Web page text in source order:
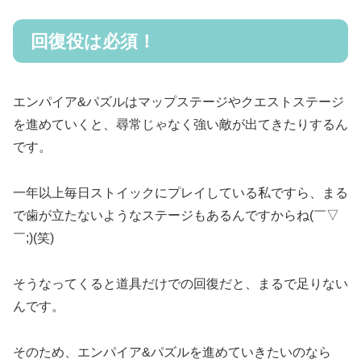
回復役は必須！
エンパイア&パズルはマップステージやクエストステージ
を進めていくと、尋常じゃなく強い敵が出てきたりするん
です。
一年以上毎日ストイックにプレイしている私ですら、まる
で歯が立たないようなステージもあるんですからね(￣▽
￣;)(笑)
そうなってくると道具だけでの回復だと、まるで足りない
んです。
そのため、エンパイア&パズルを進めていきたいのなら